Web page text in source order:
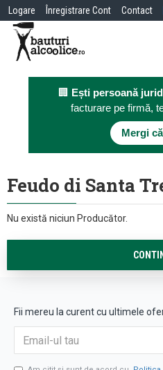
Logare Înregistrare Cont Contact
🏢 Ești persoană
facturare pe firmă,
Mergi
Feudo di Santa
Nu există niciun Producător.
Fii mereu la curent cu ultimele